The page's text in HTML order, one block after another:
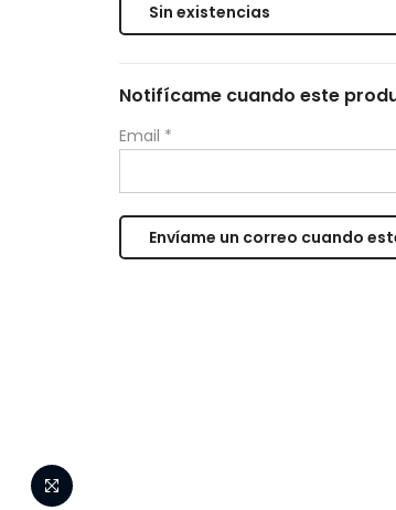
Sin existencias
Notifícame cuando este
Email *